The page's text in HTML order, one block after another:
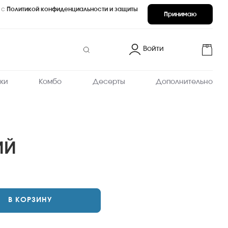
Принимаю
с Политикой конфиденциальности и защиты
Войти
Комбо Десерты Дополнительно
В КОРЗИНУ